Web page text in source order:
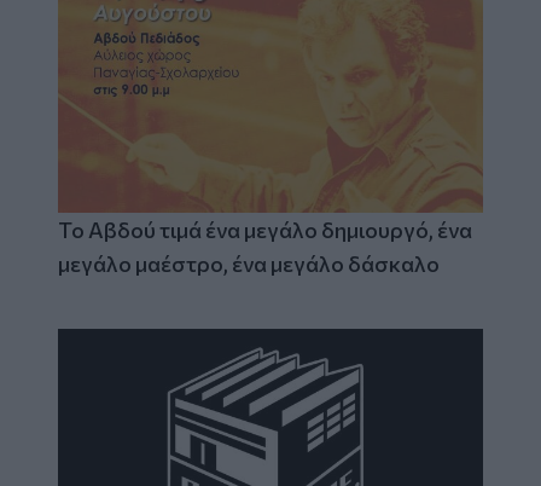
Το Αβδού τιμά ένα μεγάλο δημιουργό, ένα
μεγάλο μαέστρο, ένα μεγάλο δάσκαλο